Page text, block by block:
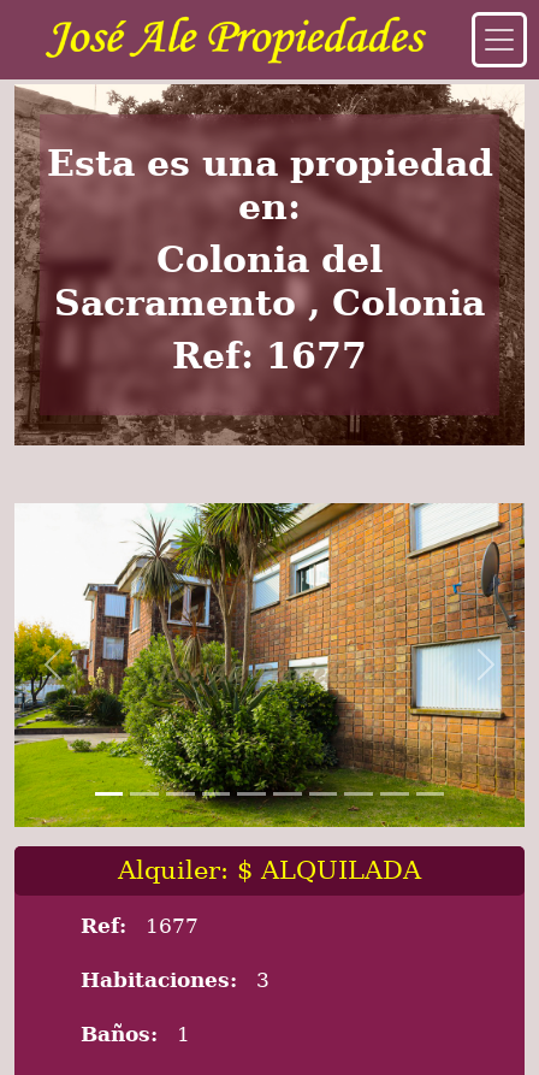
Esta es una propiedad
en:
Colonia del
Sacramento , Colonia
Ref: 1677
Previous Next
Alquiler: $ ALQUILADA
Ref: 1677
Habitaciones: 3
Baños: 1